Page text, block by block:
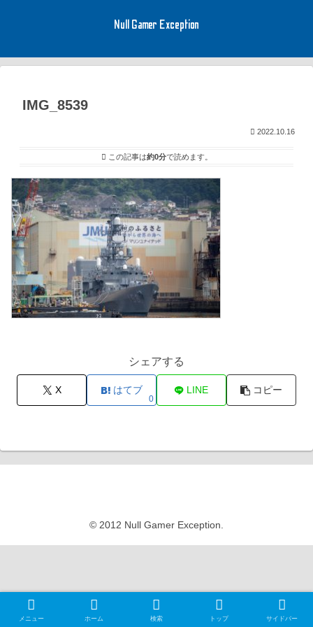
Null Gamer Exception
IMG_8539
2022.10.16
この記事は約0分で読めます。
シェアする
X はてブ
0
LINE コピー
© 2012 Null Gamer Exception.
メニュー ホーム 検索 トップ サイドバー